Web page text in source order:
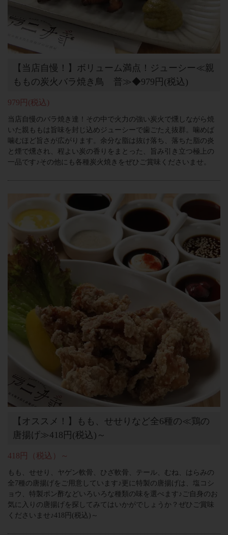
【当店自慢！】ボリューム満点！ジューシー≪親
ももの炭火バラ焼き鳥 普≫◆979円(税込)
979円 (税込)
当店自慢のバラ焼き達！その中で火力の強い炭火で燻しながら焼
いた親ももは旨味を封じ込めジューシーで歯ごたえ抜群。噛めば
噛むほど旨さが広がります。余分な脂は抜け落ち、落ちた脂の炎
と煙で燻され、程よい炭の香りをまとった、旨み引き立つ極上の
一品です♪その他にも各種炭火焼きをぜひご賞味くださいませ。
【オススメ！】もも、せせりなど全6種の≪鶏の
唐揚げ≫418円(税込)～
418円（税込）～
もも、せせり、ヤゲン軟骨、ひざ軟骨、テール、むね、はらみの
全7種の唐揚げをご用意しています♪更に特製の唐揚げは、塩コシ
ョウ、特製ポン酢などいろいろな種類の味を選べます♪ご自身のお
気に入りの唐揚げを探してみてはいかがでしょうか？ぜひご賞味
くださいませ♪418円(税込)～